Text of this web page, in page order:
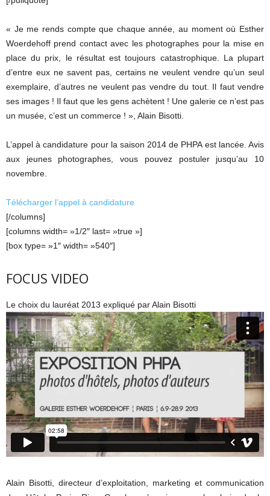
« Je me rends compte que chaque année, au moment où Esther
Woerdehoff prend contact avec les photographes pour la mise en
place du prix, le résultat est toujours catastrophique. La plupart
d’entre eux ne savent pas, certains ne veulent vendre qu’un seul
exemplaire, d’autres ne veulent pas vendre du tout. Il faut vendre
ses images ! Il faut que les gens achètent ! Une galerie ce n’est pas
un musée, c’est un commerce ! », Alain Bisotti.
L’appel à candidature pour la saison 2014 de PHPA est lancée. Avis
aux jeunes photographes, vous pouvez postuler jusqu’au 10
novembre.
Télécharger l’appel à candidature
[/columns]
[columns width= »1/2″ last= »true »]
[box type= »1″ width= »540″]
FOCUS VIDEO
Le choix du lauréat 2013 expliqué par Alain Bisotti
Alain Bisotti, directeur d’exploitation, marketing et communication